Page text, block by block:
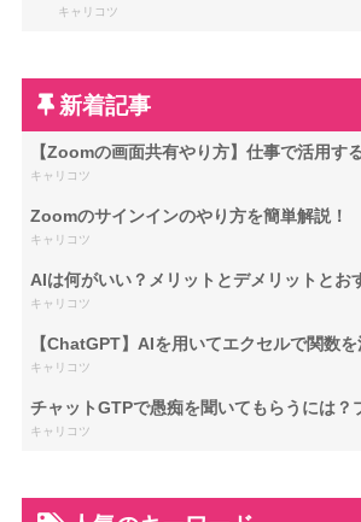
キャリコツ
新着記事
【Zoomの画面共有やり方】仕事で活用す
キャリコツ
Zoomのサインインのやり方を簡単解説！
キャリコツ
AIは何がいい？メリットとデメリットとお
キャリコツ
【ChatGPT】AIを用いてエクセルで関数
キャリコツ
チャットGTPで愚痴を聞いてもらうには？
キャリコツ